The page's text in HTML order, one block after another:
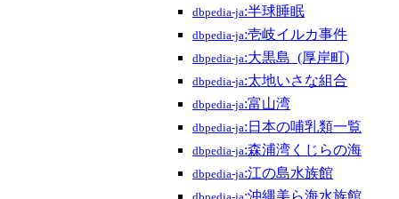
dbpedia-ja:半球睡眠
dbpedia-ja:壱岐イルカ事件
dbpedia-ja:大黒島_(厚岸町)
dbpedia-ja:太地いさな組合
dbpedia-ja:富山湾
dbpedia-ja:日本の哺乳類一覧
dbpedia-ja:森浦湾くじらの海
dbpedia-ja:江の島水族館